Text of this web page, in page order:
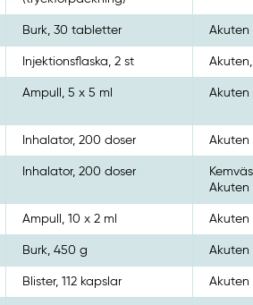
Burk, 30 tabletter Akuten
Injektionsflaska, 2 st Akuten,
Ampull, 5 x 5 ml Akuten
Inhalator, 200 doser Akuten
Inhalator, 200 doser
Akuten
Ampull, 10 x 2 ml Akuten
Burk, 450 g Akuten
Blister, 112 kapslar Akuten